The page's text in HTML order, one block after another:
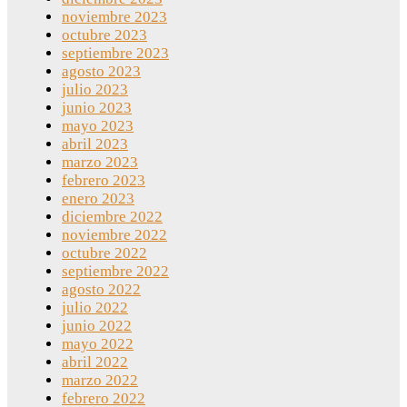
noviembre 2023
octubre 2023
septiembre 2023
agosto 2023
julio 2023
junio 2023
mayo 2023
abril 2023
marzo 2023
febrero 2023
enero 2023
diciembre 2022
noviembre 2022
octubre 2022
septiembre 2022
agosto 2022
julio 2022
junio 2022
mayo 2022
abril 2022
marzo 2022
febrero 2022